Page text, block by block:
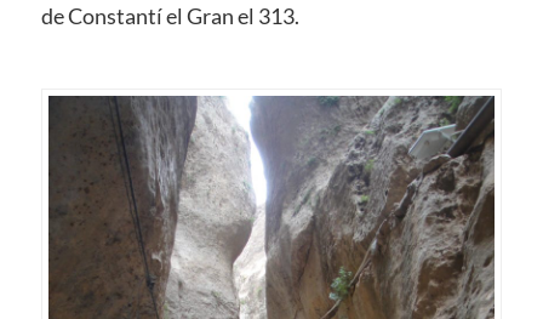
de Constantí el Gran el 313.